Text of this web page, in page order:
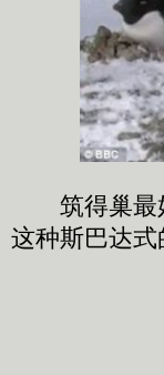
筑得巢最好
这种斯巴达